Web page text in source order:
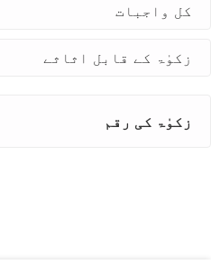
کل واجبات
زکوٰۃ کے قابل اثاثے
زکوٰۃ کی رقم